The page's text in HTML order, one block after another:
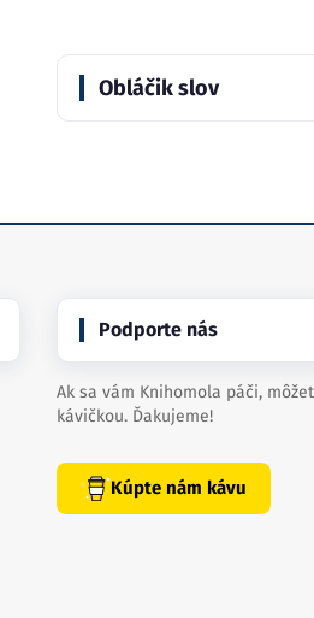
Obláčik slov
Podporte nás
Ak sa vám Knihomola páči,
kávičkou. Ďakujeme!
Kúpte nám kávu